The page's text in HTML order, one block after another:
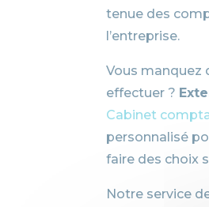
tenue des
l’entreprise.
Vous manquez
effectuer ?
Cabinet
personnalisé
faire des choix
Notre service